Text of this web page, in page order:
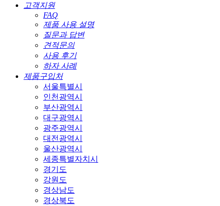
고객지원
FAQ
제품 사용 설명
질문과 답변
견적문의
사용 후기
하자 사례
제품구입처
서울특별시
인천광역시
부산광역시
대구광역시
광주광역시
대전광역시
울산광역시
세종특별자치시
경기도
강원도
경상남도
경상북도